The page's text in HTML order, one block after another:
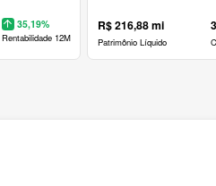
35,19%
Rentabilidade 12M
R$ 216,88 mi
Patrimônio Líquido